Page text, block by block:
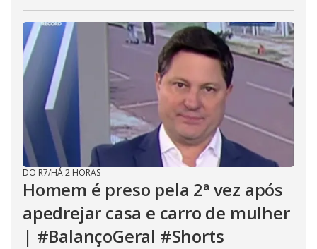
DO R7/HÁ 2 HORAS
Homem é preso pela 2ª vez após
apedrejar casa e carro de mulher
| #BalançoGeral #Shorts